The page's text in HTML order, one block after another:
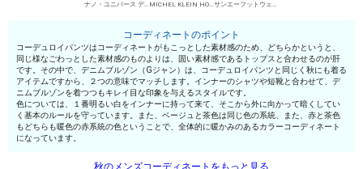
ナノ・ユニバース デニムブルゾン・Gジャン MICHEL KLEIN HOMME シャツ サンエーフットウェア 短靴・レザーシューズ
コーディネートのポイント
コーデュロイパンツはコーディネートがもこっとした素材感のため、どちらかというと、
同じ様なごわっとした素材感のものよりは、固い素材感であるトップスと合わせるのが肝
です。その中で、デニムブルゾン（Gジャン）は、コーデュロイパンツと同じく秋にも着る
アイテムですから、２つの意味でマッチします。インナーのシャツや短靴と合わせて、デ
ニムブルゾンを着つつもキレイ目な印象を与えるスタイルです。
色については、１番明るい白をインナーに持って来て、そこから外に向かって暗くしてい
く基本のルールを守っています。また、ベージュと茶色は同じ色の系統、また、赤と茶色
もどちらも暖色の赤系統の色ということで、全体的に暖かみのあるカラーコーディネート
になっています。
秋のメンズコーディネートをもっと見る